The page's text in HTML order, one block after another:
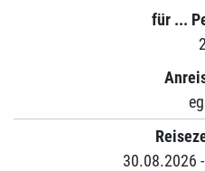
für ...
2
30.08.2026